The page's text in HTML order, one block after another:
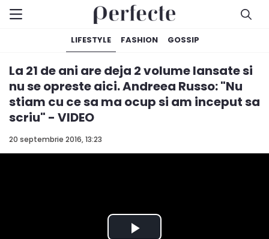
LIFESTYLE FASHION GOSSIP
20 septembrie 2016, 13:23
La 21 de ani are deja 2 volume lansate si
nu se opreste aici. Andreea Russo: "Nu
stiam cu ce sa ma ocup si am inceput sa
scriu" - VIDEO